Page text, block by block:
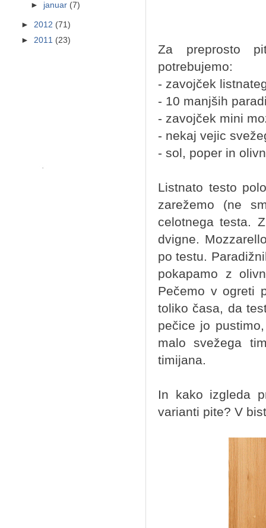
Za preprosto
potrebujemo:
- zavojček
- 10 manjših
- zavojček mini
- nekaj vejic
- sol, poper in
Listnato testo
zarežemo (ne
celotnega testa.
dvigne.
po testu.
pokapamo z
Pečemo v ogreti
toliko časa, da
pečice jo
malo svežega
timijana.
In kako izgleda
varianti pite? V
► januar (7)
► 2012 (71)
► 2011 (23)